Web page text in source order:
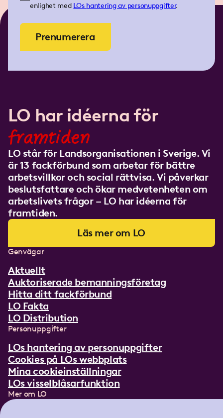
enlighet med LOs hantering av personuppgifter.
Prenumerera
LO har idéerna för
framtiden
LO står för Landsorganisationen i Sverige. Vi
är 13 fackförbund som arbetar för bättre
arbetsvillkor och social rättvisa. Vi påverkar
beslutsfattare och ökar medvetenheten om
arbetslivets frågor – LO har idéerna för
framtiden.
Läs mer om LO
Genvägar
Aktuellt
Auktoriserade bemanningsföretag
Hitta ditt fackförbund
LO Fakta
LO Distribution
Personuppgifter
LOs hantering av personuppgifter
Cookies på LOs webbplats
Mina cookieinställningar
LOs visselblåsarfunktion
Mer om LO